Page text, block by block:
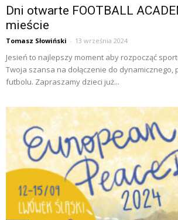
Dni otwarte FOOTBALL
mieście
Tomasz Słowiński - 13 września 2024
Jesień to najlepszy moment aby rozpocząć
Twoja szansa na dołączenie do dynamicznego,
futbolu. Zapraszamy dzieci już...